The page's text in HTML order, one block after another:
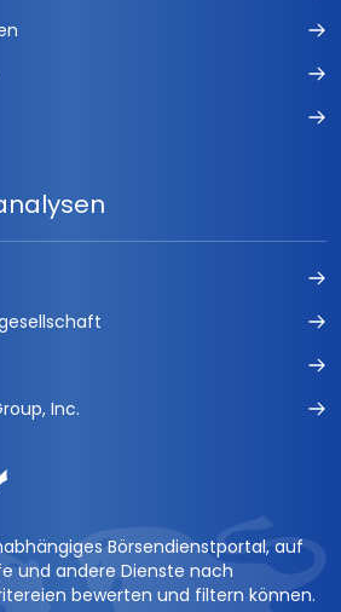
Inc.
Börsendienstportal, auf
und andere Dienste nach
bewerten und filtern können.